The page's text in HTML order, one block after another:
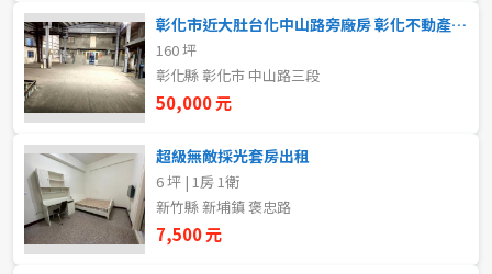
屏東縣
台東縣
花蓮縣
金門連江
~ 坪
樓層
不拘
1樓
3樓
彰化市近大肚台化中山路旁廠房 彰化不動產買賣
160 坪
彰化縣 彰化市 中山路三段
50,000 元
超級無敵採光套房出租
6 坪 | 1房 1衛
新竹縣 新埔鎮 褒忠路
7,500 元